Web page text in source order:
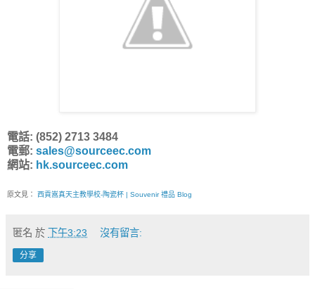
電話: (852) 2713 3484
電郵: sales@sourceec.com
網站: hk.sourceec.com
原文見： 西貢嵩真天主教學校-陶瓷杯 | Souvenir 禮品 Blog
匿名 於 下午3:23 沒有留言:
分享